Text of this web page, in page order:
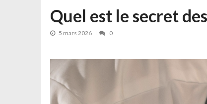
Quel est le secret
5 mars 2026 0